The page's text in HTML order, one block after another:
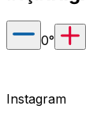
0°
Instagram